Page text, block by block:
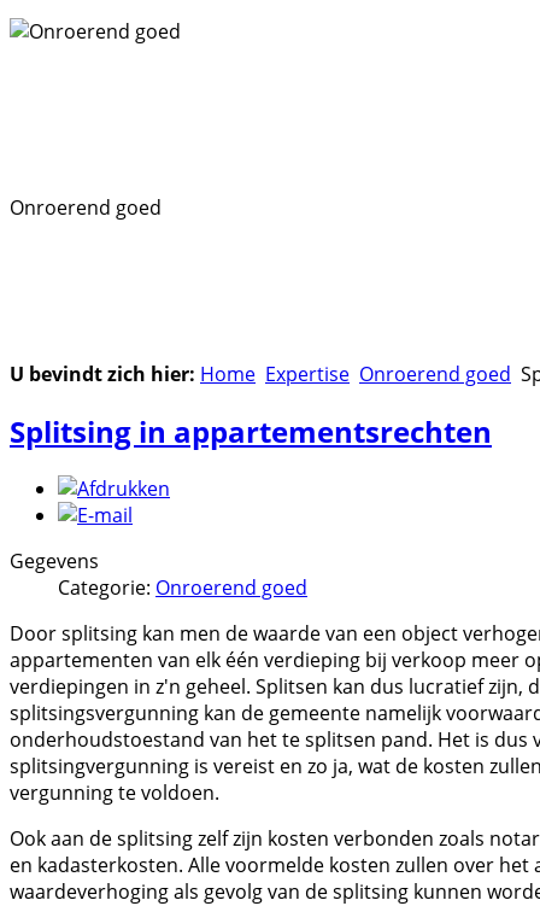
Onroerend goed
U bevindt zich hier: Home Expertise Onroerend goed
Splitsing in appartementsrechten
Gegevens
Categorie: Onroerend goed
Door splitsing kan men de waarde van een object
appartementen van elk één verdieping bij verkoop meer
verdiepingen in z'n geheel. Splitsen kan dus lucratief zijn,
splitsingsvergunning kan de gemeente namelijk
onderhoudstoestand van het te splitsen pand. Het is dus
splitsingvergunning is vereist en zo ja, wat de kosten
vergunning te voldoen.
Ook aan de splitsing zelf zijn kosten verbonden zoals
en kadasterkosten. Alle voormelde kosten zullen over het
waardeverhoging als gevolg van de splitsing kunnen